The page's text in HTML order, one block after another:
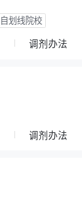
自划线院校
调剂办法
调剂办法